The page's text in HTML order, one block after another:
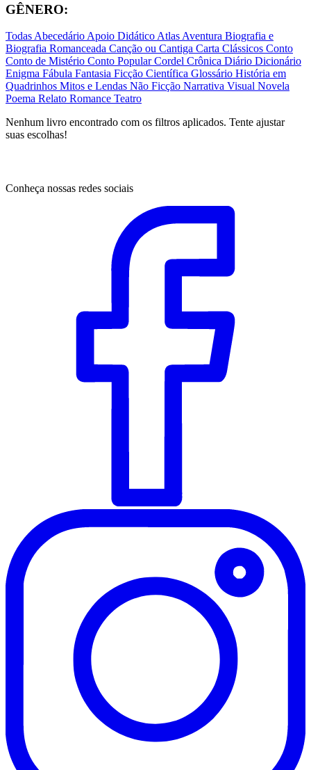
GÊNERO:
TodasAbecedárioApoio DidáticoAtlasAventura Biografia e
Biografia Romanceada Canção ou Cantiga Carta Clássicos Conto
Conto de Mistério Conto PopularCordel Crônica Diário Dicionário
Enigma Fábula Fantasia Ficção Científica Glossário História em
Quadrinhos Mitos e Lendas Não Ficção Narrativa Visual Novela
Poema Relato Romance Teatro
Nenhum livro encontrado com os filtros aplicados. Tente ajustar
suas escolhas!
Conheça nossas redes sociais